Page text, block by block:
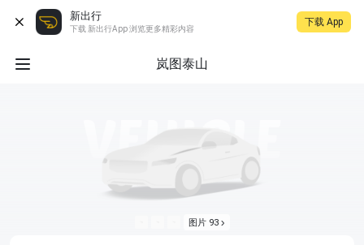
新出行
下载 新出行App 浏览更多精彩内容
下载 App
岚图泰山
图片 93